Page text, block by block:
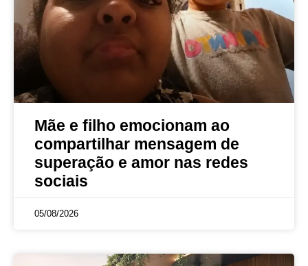
Mãe e filho emocionam ao
compartilhar mensagem de
superação e amor nas redes
sociais
05/08/2026